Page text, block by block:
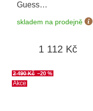
Guess
JUBN04146JWRHT/U
skladem na prodejně
1 112 Kč
Akce
2 490 Kč –20 %